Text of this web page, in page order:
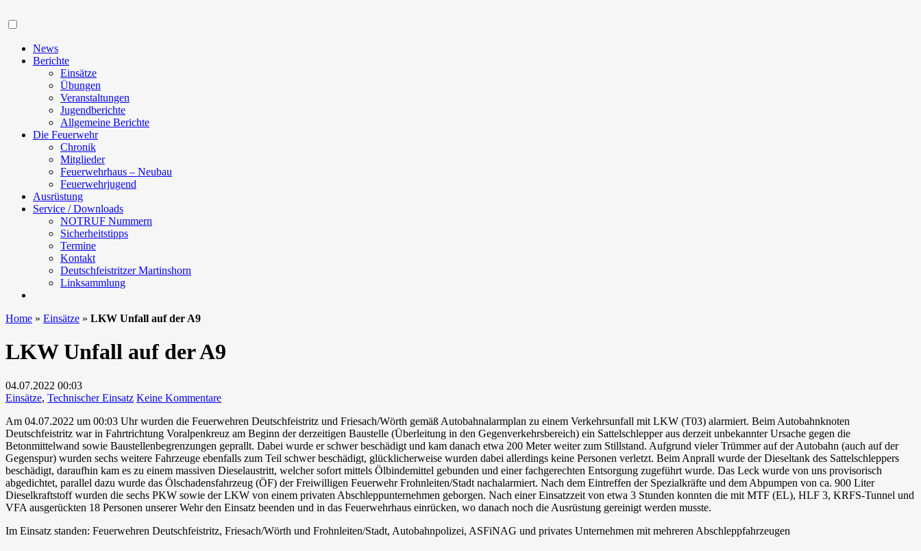
News
Berichte
Einsätze
Übungen
Veranstaltungen
Jugendberichte
Allgemeine Berichte
Die Feuerwehr
Chronik
Mitglieder
Feuerwehrhaus – Neubau
Feuerwehrjugend
Ausrüstung
Service / Downloads
NOTRUF Nummern
Sicherheitstipps
Termine
Kontakt
Deutschfeistritzer Martinshorn
Linksammlung
Home » Einsätze » LKW Unfall auf der A9
LKW Unfall auf der A9
04.07.2022 00:03
Einsätze, Technischer Einsatz Keine Kommentarezu
Unfall
auf
der
A9
Am 04.07.2022 um 00:03 Uhr wurden die Feuerwehren Deutschfeistritz und Friesach/Wörth gemäß Autobahnalarmplan zu einem Verkehrsunfall mit LKW (T03) alarmiert. Beim Autobahnknoten
Deutschfeistritz war in Fahrtrichtung Voralpenkreuz am Beginn der derzeitigen Baustelle (Überleitung in den Gegenverkehrsbereich) ein Sattelschlepper aus derzeit unbekannter Ursache gegen die
Betonmittelwand sowie Baustellenbegrenzungen geprallt. Dabei wurde er schwer beschädigt und kam danach etwa 200 Meter weiter zum Stillstand. Aufgrund vieler Trümmer auf der Autobahn (auch auf der
Gegenspur) wurden sechs weitere Fahrzeuge ebenfalls zum Teil schwer beschädigt, glücklicherweise wurden dabei allerdings keine Personen verletzt. Beim Anprall wurde der Dieseltank des Sattelschleppers
beschädigt, daraufhin kam es zu einem massiven Dieselaustritt, welcher sofort mittels Ölbindemittel gebunden und einer fachgerechten Entsorgung zugeführt wurde. Das Leck wurde von uns provisorisch
abgedichtet, parallel dazu wurde das Ölschadensfahrzeug (ÖF) der Freiwilligen Feuerwehr Frohnleiten/Stadt nachalarmiert. Nach dem Eintreffen der Spezialkräfte und dem Abpumpen von ca. 900 Liter
Dieselkraftstoff wurden die sechs PKW sowie der LKW von einem privaten Abschleppunternehmen geborgen. Nach einer Einsatzzeit von etwa 3 Stunden konnten die mit MTF (EL), HLF 3, KRFS-Tunnel und
VFA ausgerückten 18 Personen unserer Wehr den Einsatz beenden und in das Feuerwehrhaus einrücken, wo danach noch die Ausrüstung gereinigt werden musste.
Im Einsatz standen: Feuerwehren Deutschfeistritz, Friesach/Wörth und Frohnleiten/Stadt, Autobahnpolizei, ASFiNAG und privates Unternehmen mit mehreren Abschleppfahrzeugen